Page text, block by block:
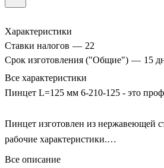
Характеристики
Ставки налогов — 22
Срок изготовления ("Общие") — 15
Все характеристики
Пинцет L=125 мм 6-210-125 - это
Пинцет изготовлен из нержавеющей
рабочие характеристики.
Все описание